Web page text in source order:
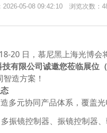
05-08 09:42:10 浏览次数：
20 日，慕尼黑上海光博会
有限公司诚邀您莅临展位
造方案！
多元协同产品体系，覆盖光
振镜控制器、振镜控制器